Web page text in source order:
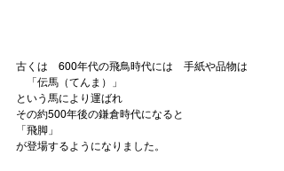
古くは　600年代の飛鳥時代には　手紙や品物は
「伝馬（てんま）」
という馬により運ばれ
その約500年後の鎌倉時代になると
「飛脚」
が登場するようになりました。